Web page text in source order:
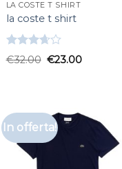
LA COSTE T SHIRT
la coste t shirt
Valutato
3.67su
€32.00 €23.00
In offerta!